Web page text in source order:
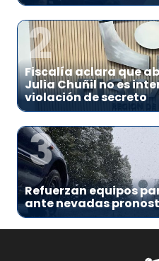
2
Fiscalía aclara que
Julia Chuñil no es
violación de secreto
3
Refuerzan equipos
ante nevadas